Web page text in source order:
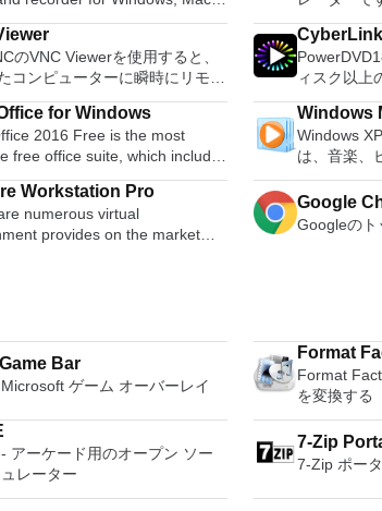
Linux and other operating
You can use Audacity to:
Convert tapes and
into digital recordings or CDs.
Vorbis, MP3, WAV or AIFF
splice or mix
the speed or
a recording. Add new effects
with LADSPA plug-ins. And more!
は、プレイ
80％以上を
コンピュー
PCSX2は
また、この
ドコンピュ
ため、
の所有者は
ることができます。
ターを使用
を使用して
す。 Savestates：ボタンを1つ押すだけ
で、ゲーム
ます。 無制
から64MB
限されなく
フィックス
1080pまた
のVNC Viewerを使用すると、
コンピューターに瞬時にリモー
スできます。 Mac、Windows
はLinuxマシン、世界中のどこ
。 VNC Viewerを使用すると、
ーターのデスクトップを表示し
ンピューターの前に直接座って
ようにマウスとキーボードを制
す。 VNC Viewerは、イ
ルと使用が簡単です。制御した
にVNC Viewerをインストール
がない場合は、スタンドアロン
ンを選択する必要があります。
を介してVNC Connectを実行し
ンピューターに接続します。
Sharing（ARD）などのサ
ィスク以上
オ、オーデ
ンツ、さら
ても、
イメントの仲間です
とサラウン
を解き放ち
レクション
4K、HEVC
ンツをサポ
ニターで
のミニビュ
360ビデオ
の向上：
for Windows
2016 Free is the most
free office suite, which includes
processor, spreadsheet
and presentation maker. With
programs you will easily be
with any office related
To switch between
only a single click!
being a free suite, WPS Office
the paragraph adjustment tool
tabbed feature. It also has
spell check and word
WPS Office 2016
Windows
Windows
は、音楽、
たテレビ番
む最適な機
生、表示、
ブル デバ
をより多く
楽しくなり
をすべて1
写真、録画
して楽しめ
どこにいて
セスできま
Workstation Pro
numerous virtual
provides on the market
app when it comes to
a new OS, or new software
patches, in an isolated and
Powerful 3D Graphics
10* and OpenGL 3.3 support.
Compatibility - Create one;
on VMware software.
and vCloud Air Support - Drag
Google
Googleのト
Bar
ゲーム オーバーレイ
Format
Format
を変換する
アーケード用のオープン ソー
レーター
7-Zip
7-Zip ポー